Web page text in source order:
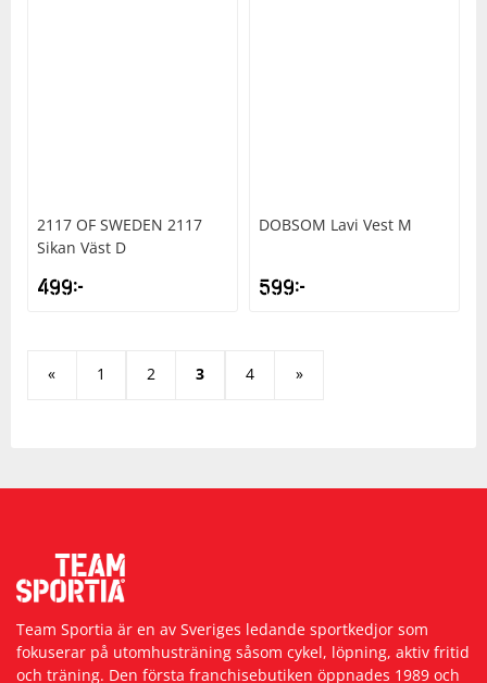
2117 OF SWEDEN 2117
Sikan Väst D
499kr
DOBSOM Lavi Vest M
599kr
« 1 2 3 4 »
Team Sportia är en av Sveriges ledande sportkedjor som
fokuserar på utomhusträning såsom cykel, löpning, aktiv fritid
och träning. Den första franchisebutiken öppnades 1989 och